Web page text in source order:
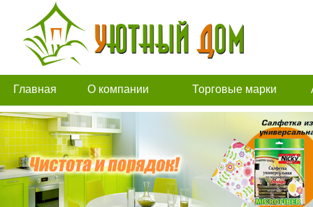
Главная О компании Торговые марки